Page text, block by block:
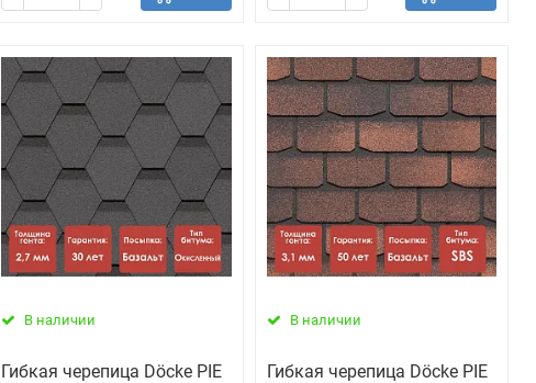
В наличии
Гибкая черепица Döcke PIE
В наличии
Гибкая черепица Döcke PIE